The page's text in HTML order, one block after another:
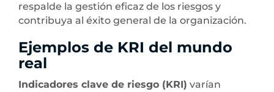
respalde la gestión eficaz de los riesgos y
contribuya al éxito general de la organización.
Ejemplos de KRI del mundo
real
Indicadores clave de riesgo (KRI) varían